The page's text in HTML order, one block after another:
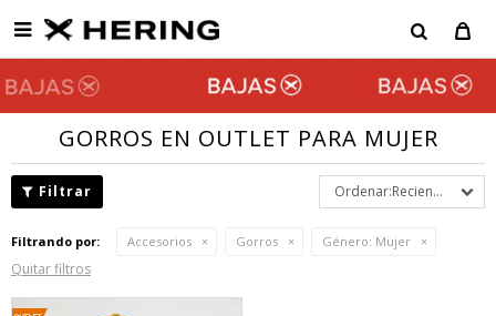

GORROS EN OUTLET PARA MUJER
Recientes
Filtrando por: Accesorios Gorros Género: Mujer
Quitar filtros